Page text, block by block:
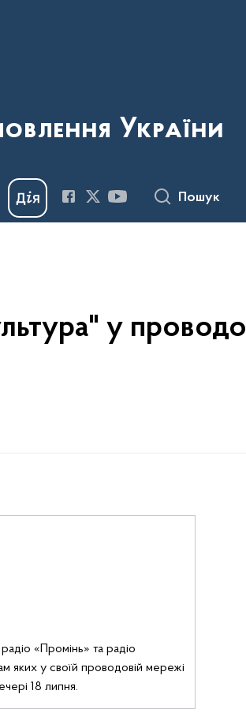
України
Пошук
у
«Промінь» та радіо
яких у своїйпроводовій мережі
18 липня.